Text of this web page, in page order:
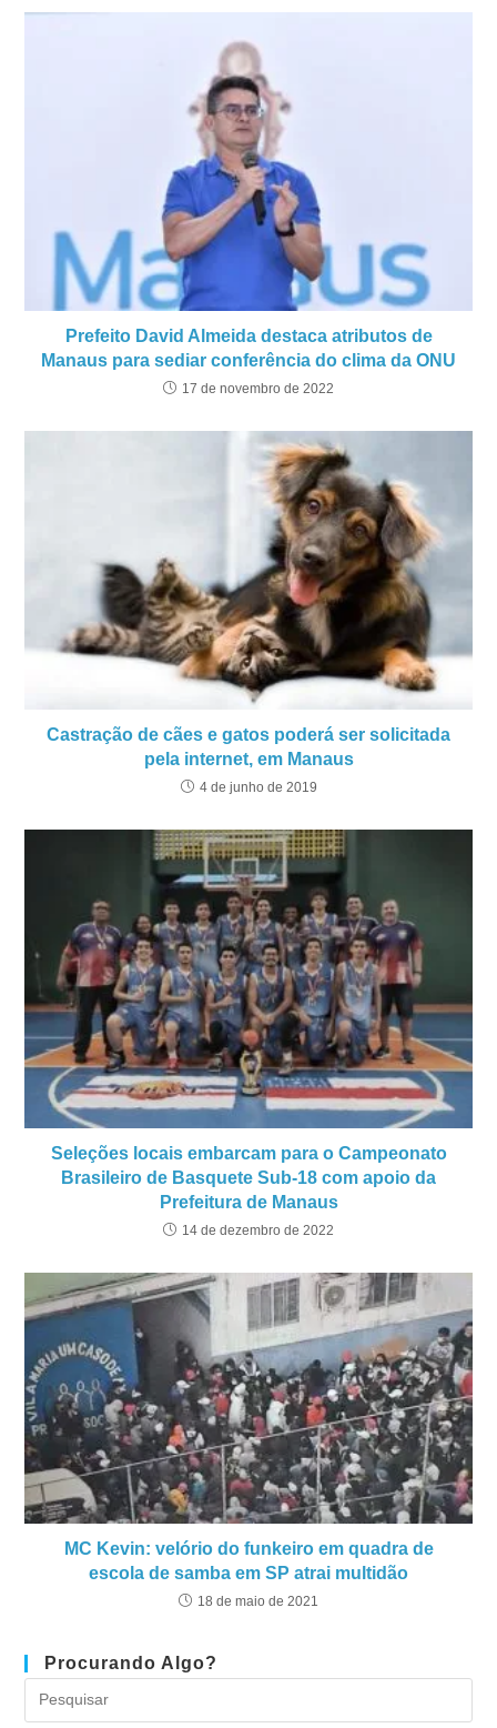
Prefeito David Almeida destaca atributos de
Manaus para sediar conferência do clima da ONU
17 de novembro de 2022
Castração de cães e gatos poderá ser solicitada
pela internet, em Manaus
4 de junho de 2019
Seleções locais embarcam para o Campeonato
Brasileiro de Basquete Sub-18 com apoio da
Prefeitura de Manaus
14 de dezembro de 2022
MC Kevin: velório do funkeiro em quadra de
escola de samba em SP atrai multidão
18 de maio de 2021
Procurando Algo?